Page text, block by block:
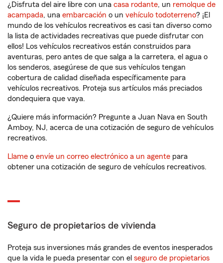
¿Disfruta del aire libre con una casa rodante, un remolque de
acampada, una embarcación o un vehículo todoterreno? ¡El
mundo de los vehículos recreativos es casi tan diverso como
la lista de actividades recreativas que puede disfrutar con
ellos! Los vehículos recreativos están construidos para
aventuras, pero antes de que salga a la carretera, el agua o
los senderos, asegúrese de que sus vehículos tengan
cobertura de calidad diseñada específicamente para
vehículos recreativos. Proteja sus artículos más preciados
dondequiera que vaya.
¿Quiere más información? Pregunte a Juan Nava en South
Amboy, NJ, acerca de una cotización de seguro de vehículos
recreativos.
Llame o envíe un correo electrónico a un agente para
obtener una cotización de seguro de vehículos recreativos.
Seguro de propietarios de vivienda
Proteja sus inversiones más grandes de eventos inesperados
que la vida le pueda presentar con el seguro de propietarios